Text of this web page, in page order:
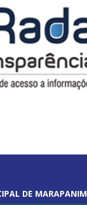
DE MARAPANIM